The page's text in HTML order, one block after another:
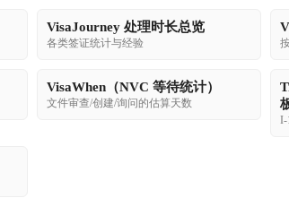
VisaJourney 处理时长总览
各类签证统计与经验
VisaWhen（NVC 等待统计）
文件审查/创建/询问的估算天数
I-